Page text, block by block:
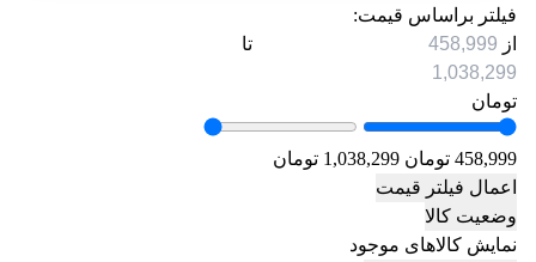
فیلتر براساس قیمت:
از
تا
تومان
458,999 تومان
1,038,299 تومان
اعمال فیلتر قیمت
وضعیت کالا
نمایش کالاهای موجود